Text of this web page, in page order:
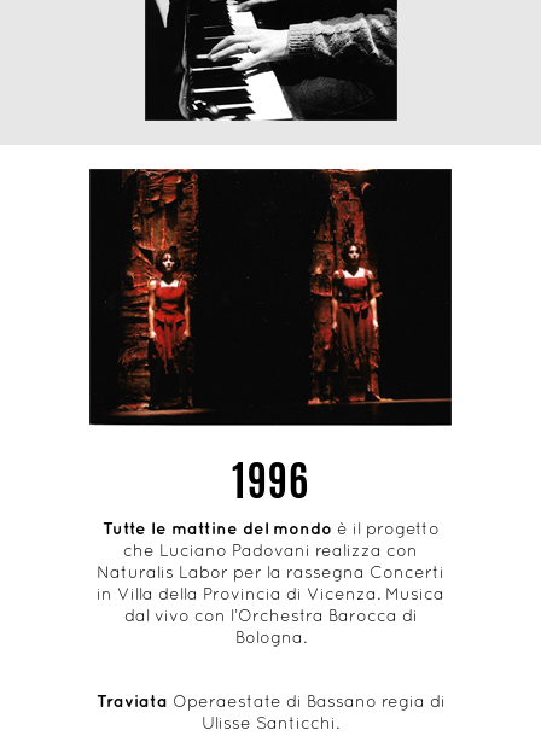
1996
Tutte le mattine del mondo è il progetto
che Luciano Padovani realizza con
Naturalis Labor per la rassegna Concerti
in Villa della Provincia di Vicenza. Musica
dal vivo con l’Orchestra Barocca di
Bologna.
Traviata Operaestate di Bassano regia di
Ulisse Santicchi.